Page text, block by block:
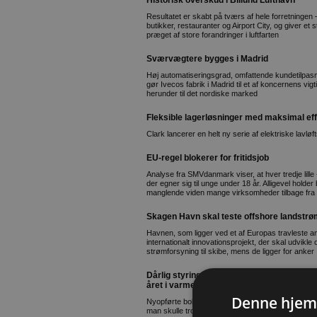
Resultatet er skabt på tværs af hele forretningen
butikker, restauranter og Airport City, og giver et
præget af store forandringer i luftfarten
Sværvægtere bygges i Madrid
Høj automatiseringsgrad, omfattende
gør Ivecos fabrik i Madrid til et af koncernens
herunder til det nordiske marked
Fleksible lagerløsninger med maksimal
Clark lancerer en helt ny serie af elektriske
EU-regel blokerer for fritidsjob
Analyse fra SMVdanmark viser, at hver tredje
der egner sig til unge under 18 år. Alligevel
manglende viden mange virksomheder tilbage
Skagen Havn skal teste offshore
Havnen, som ligger ved et af Europas travleste
internationalt innovationsprojekt, der skal udvikle
strømforsyning til skibe, mens de ligger for anker
Dårlig styring koster beboere i nyere
året i varme
Nyopførte boliger har et lavt energiforbrug –
man skulle tro ud fra energimærket. Det er bl.a.
Denne